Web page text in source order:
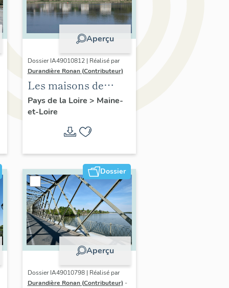
Aperçu
Dossier IA49010812 | Réalisé par
Durandière Ronan (Contributeur)
Les maisons de
villégiature de la
confluence Maine-
Pays de la Loire > Maine-
et-Loire
Dossier
Aperçu
Dossier IA49010798 | Réalisé par
Durandière Ronan (Contributeur) -